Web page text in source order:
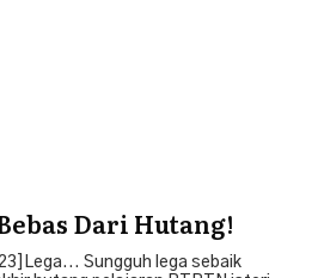
Dari Hutang!
Sungguh lega sebaik